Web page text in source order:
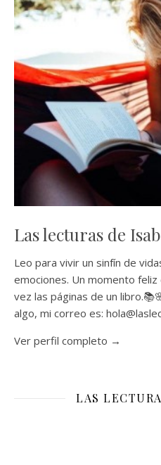
Las lecturas de
Leo para vivir un sinfín de
emociones. Un momento
vez las páginas de un
algo, mi correo es:
Ver perfil completo →
LAS